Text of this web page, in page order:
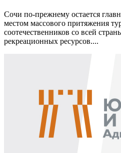
Сочи по-прежнему остается
местом массового притяжения
соотечественников со всей
рекреационных ресурсов....